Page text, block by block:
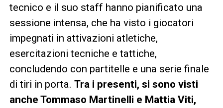
tecnico e il suo staff hanno pianificato una
sessione intensa, che ha visto i giocatori
impegnati in attivazioni atletiche,
esercitazioni tecniche e tattiche,
concludendo con partitelle e una serie finale
di tiri in porta. Tra i presenti, si sono visti
anche Tommaso Martinelli e Mattia Viti,